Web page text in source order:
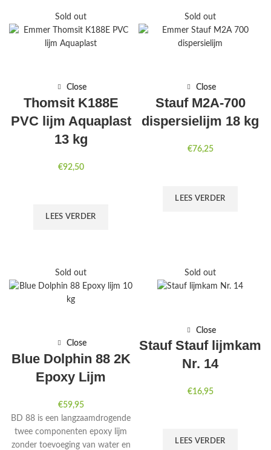
Sold out
Close
Thomsit K188E
PVC lijm Aquaplast
13 kg
€92,50
LEES VERDER
Sold out
Close
Stauf M2A-700
dispersielijm 18 kg
€76,25
LEES VERDER
Sold out
Close
Blue Dolphin 88 2K
Epoxy Lijm
€59,95
BD 88 is een langzaamdrogende
twee componenten epoxy lijm
zonder toevoeging van water en
Sold out
Close
Stauf Stauf lijmkam
Nr. 14
€16,95
LEES VERDER